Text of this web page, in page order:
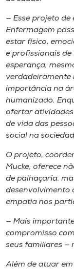
— Esse projeto de
Enfermagem
estar físico,
e profissionais de
esperança,
verdadeiramente
importância na
humanizado.
ofertar
de vida das
social na
O projeto,
Mucke, oferece
de palhaçaria,
desenvolvimento
empatia nos
— Mais
compromisso
seus familiares —
Além de atuar